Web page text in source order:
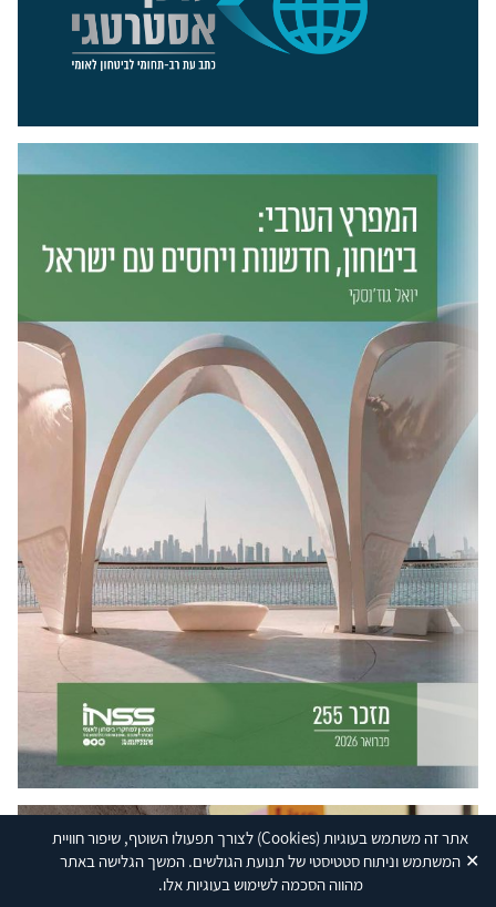
אתר זה משתמש בעוגיות(Cookies) לצורך תפעולו השוטף, שיפור חוויית
המשתמש וניתוח סטטיסטי של תנועת הגולשים. המשך הגלישה באתר
מהווה הסכמה לשימוש בעוגיות אלו.
✕